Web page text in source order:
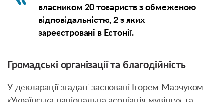
власником 20 товариств з обмеженою
відповідальністю, 2 з яких
зареєстровані в Естонії.
Громадські організації та благодійність
У декларації згадані засновані Ігорем Марчуком